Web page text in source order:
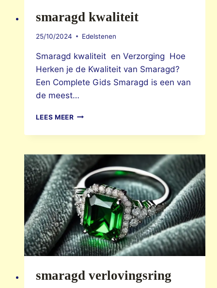
smaragd kwaliteit
25/10/2024 Edelstenen
Smaragd kwaliteit en Verzorging Hoe
Herken je de Kwaliteit van Smaragd?
Een Complete Gids Smaragd is een van
de meest…
LEES MEERSMARAGD
smaragd verlovingsring